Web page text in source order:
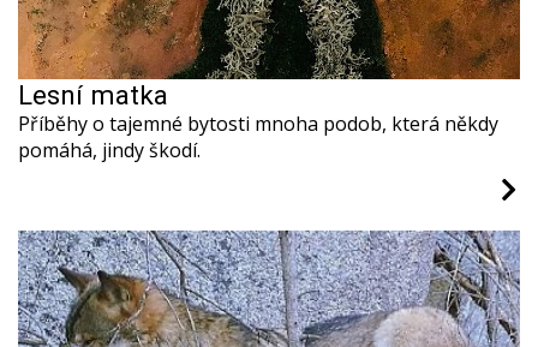
Lesní matka
Příběhy o tajemné bytosti mnoha podob, která někdy
pomáhá, jindy škodí.